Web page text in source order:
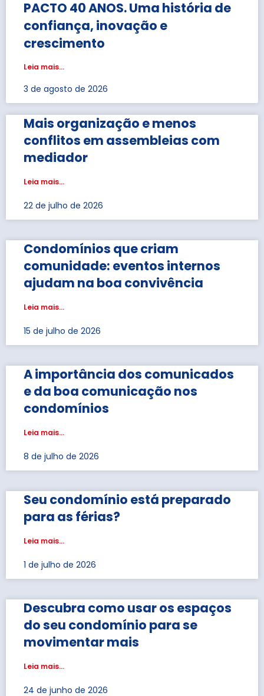
PACTO 40 ANOS. Uma história de
confiança, inovação e
crescimento
Leia mais...
3 de agosto de 2026
Mais organização e menos
conflitos em assembleias com
mediador
Leia mais...
22 de julho de 2026
Condomínios que criam
comunidade: eventos internos
ajudam na boa convivência
Leia mais...
15 de julho de 2026
A importância dos comunicados
e da boa comunicação nos
condomínios
Leia mais...
8 de julho de 2026
Seu condomínio está preparado
para as férias?
Leia mais...
1 de julho de 2026
Descubra como usar os espaços
do seu condomínio para se
movimentar mais
Leia mais...
24 de junho de 2026